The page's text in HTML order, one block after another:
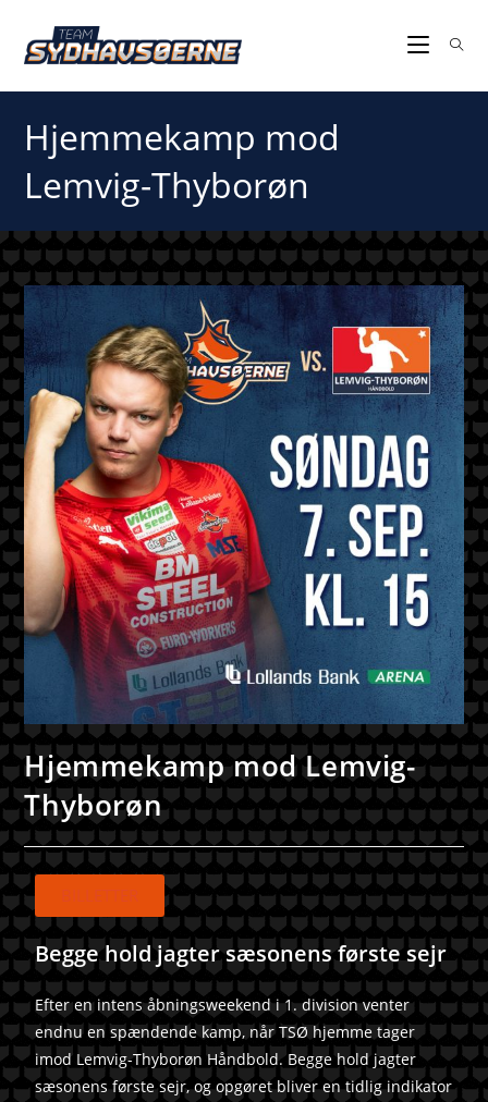
Hjemmekamp mod
Lemvig-Thyborøn
Hjemmekamp mod Lemvig-
Thyborøn
BILLETTER
Begge hold jagter sæsonens første sejr
Efter en intens åbningsweekend i 1. division venter
endnu en spændende kamp, når TSØ hjemme tager
imod Lemvig-Thyborøn Håndbold. Begge hold jagter
sæsonens første sejr, og opgøret bliver en tidlig indikator